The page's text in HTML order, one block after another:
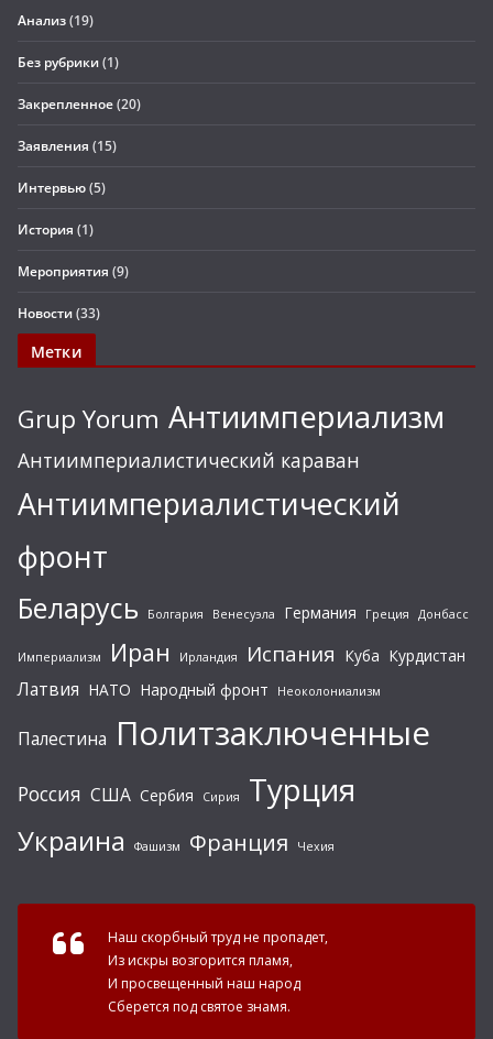
Анализ(19)
Без рубрики(1)
Закрепленное(20)
Заявления (15)
Интервью(5)
История (1)
Мероприятия (9)
Новости(33)
Метки
Grup Yorum Антиимпериализм
Антиимпериалистический караван
Антиимпериалистический
фронт
Беларусь Болгария Венесуэла Германия Греция Донбасс
Империализм Иран Ирландия Испания Куба Курдистан
Латвия НАТО Народный фронт Неоколониализм
Палестина Политзаключенные
Россия США Сербия Сирия Турция
Украина Фашизм Франция Чехия
Наш скорбный труд не пропадет,
Из искры возгорится пламя,
И просвещенный наш народ
Сберется под святое знамя.